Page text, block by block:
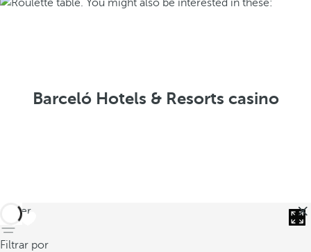
Barceló Hotels & Resorts casino
volver
Filtrar por